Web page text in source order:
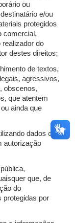
ou
e/ou
protegidos
comercial,
do
destes direitos;
de textos,
agressivos,
obscenos,
que atentem
ainda que
dados ou
autorização
que, de
do
protegidas por